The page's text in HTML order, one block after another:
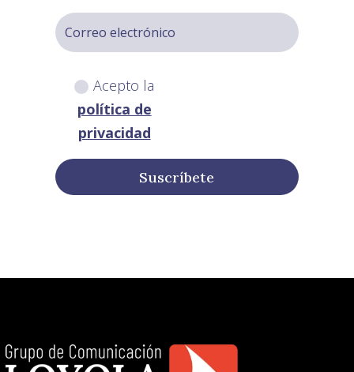
Acepto la
política de
privacidad
Suscríbete